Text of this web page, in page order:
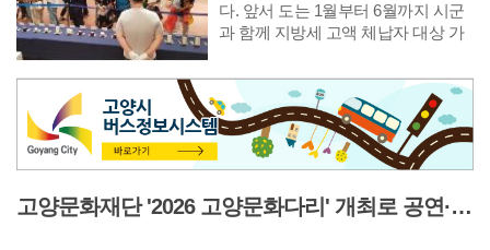
다. 앞서 도는 1월부터 6월까지 시군
과 함께 지방세 고액 체납자 대상 가
대상 물품을 압류했다. 매각 대상은
명품 시계 28점, 명품 가방 171점, 순
금 팔찌 등 귀금속 265점과 미술품,
골프채, 양주 등 총 620점이다. 주요
물품으로는 최저 입찰가 1,350만원의
계, 450만원의 샤넬 가방, 912만원의고양문화재단 '2026 고양문화다리' 개최로 공연·시각 등 다채로운 무대 선보여